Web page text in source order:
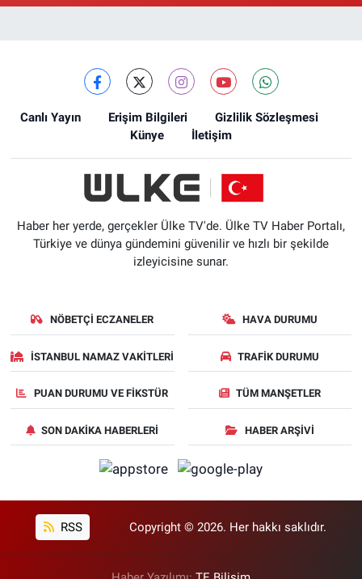
Canlı Yayın Erişim Bilgileri
Gizlilik Sözleşmesi
Künye
İletişim
Haber her yerde, gerçekler Ülke TV'de. Ülke TV Haber Portalı,
Türkiye ve dünya gündemini güvenilir ve hızlı bir şekilde
izleyicisine sunar.
NÖBETÇI ECZANELER HAVA DURUMU
İSTANBUL NAMAZ VAKITLERI TRAFIK DURUMU
PUAN DURUMU VE FIKSTÜR TÜM MANŞETLER
SON DAKIKA HABERLERI HABER ARŞIVI
RSS Copyright © 2026. Her hakkı saklıdır.